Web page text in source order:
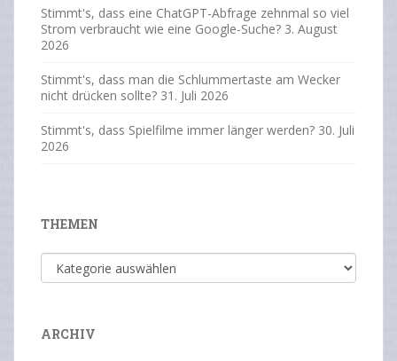
Stimmt's, dass eine ChatGPT-Abfrage zehnmal so viel
Strom verbraucht wie eine Google-Suche? 3. August
2026
Stimmt's, dass man die Schlummertaste am Wecker
nicht drücken sollte? 31. Juli 2026
Stimmt's, dass Spielfilme immer länger werden? 30. Juli
2026
THEMEN
Themen
ARCHIV